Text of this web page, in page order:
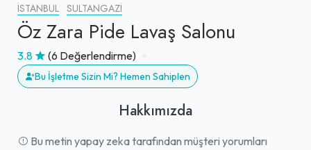
İSTANBUL SULTANGAZI
Öz Zara Pide Lavaş Salonu
3.8 (6 Değerlendirme)
Bu İşletme Sizin Mi? Hemen Sahiplen
Hakkımızda
Bu metin yapay zeka tarafından müşteri yorumları